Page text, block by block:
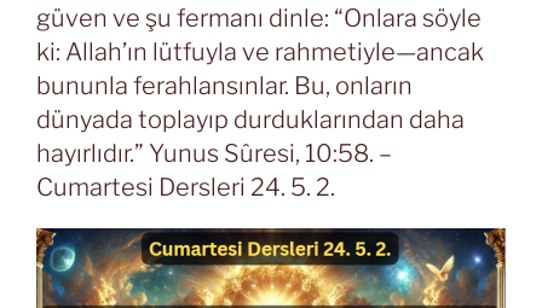
güven ve şu fermanı dinle: “Onlara söyle
ki: Allah’ın lütfuyla ve rahmetiyle—ancak
bununla ferahlansınlar. Bu, onların
dünyada toplayıp durduklarından daha
hayırlıdır.” Yunus Sûresi, 10:58. –
Cumartesi Dersleri 24. 5. 2.